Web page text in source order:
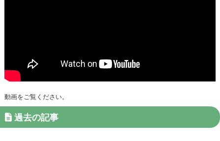
動画をご覧ください。
過去の記事